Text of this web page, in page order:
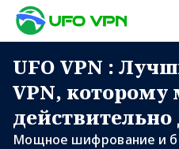
UFO VPN :
VPN,
действительно
Мощное шифрование и